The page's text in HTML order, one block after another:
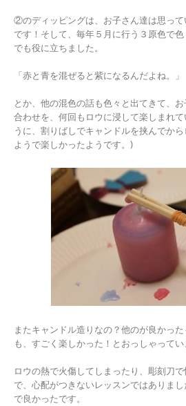
②のディッピングは、お子さん達は思って
です！そして、毎年５月に行う３原色で
でも役に立ちました。
「赤と青を混ぜると紫になるんだよね。」
とか、他の混色の話も色々と出てきて、
合わせを、何回もロウに浸して楽しまれ
うに、割りばしでキャンドルを挟んでか
ようで楽しかったようです。)
またキャンドル造りなの？他のが良かっ
も、すごく楽しかった！とおっしゃってい
ロウの熱で火傷してしまったり、彫刻刀
で、心配がつきないレッスンではありま
で良かったです。